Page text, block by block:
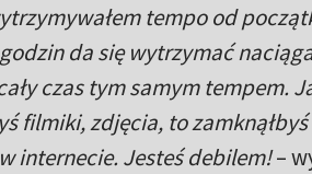
tempo od
da się wytrzymać
czas tym samym tempem.
filmiki, zdjęcia, to zamknąłbyś
internecie. Jesteś debilem!–